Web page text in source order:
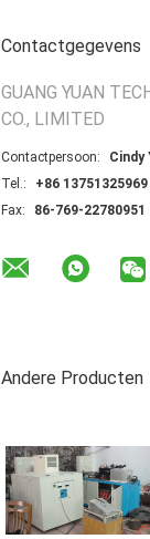
Contactgegevens
GUANG YUAN
CO., LIMITED
Contactpersoon:
Cindy
Tel.:
+86 13751325969
Fax:
86-769-22780951
Andere Producten